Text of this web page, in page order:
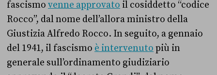
fascismo venne approvato il cosiddetto “codice
Rocco”, dal nome dell’allora ministro della
Giustizia Alfredo Rocco. In seguito, a gennaio
del 1941, il fascismo è intervenuto più in
generale sull’ordinamento giudiziario